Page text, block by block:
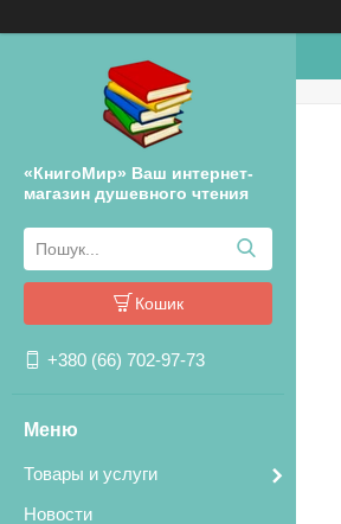
«КнигоМир» Ваш интернет-
магазин душевного чтения
Кошик
+380 (66) 702-97-73
Товары и услуги
Новости